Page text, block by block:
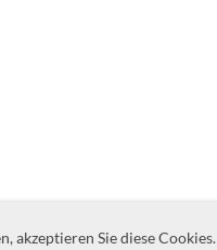
akzeptieren Sie diese Cookies.